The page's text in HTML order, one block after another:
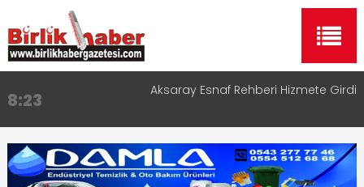
8:23 Aksaray Esnaf Rehberi Hizmete Girdi
11:30
Birlikhaber.com Yayın Hayatına Başladı | Hızlı ve
Akıllı Haber Platformu
13:33 Taşımacılıkta Dijital Devrim: Rota Sepetim